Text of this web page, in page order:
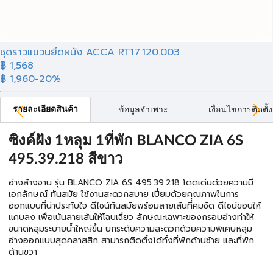
ชุดราวแขวนยึดผนัง ACCA RT17.120.003
฿ 1,568
฿ 1,960-20%
รายละเอียดสินค้า ข้อมูลจำเพาะ เงื่อนไขการติดตั้ง
ซิงค์ฝัง 1หลุม 1ที่พัก BLANCO ZIA 6S
495.39.218 สีขาว
อ่างล้างจาน รุ่น BLANCO ZIA 6S 495.39.218 โดดเด่นด้วยความมี
เอกลักษณ์ ทันสมัย ใช้งานสะดวกสบาย เปี่ยมด้วยคุณภาพในการ
ออกแบบที่น่าประทับใจ ดีไซน์ทันสมัยพร้อมลายเส้นที่คมชัด ดีไซน์ขอบให้
แคบลง เพื่อเน้นลายเส้นให้โฉบเฉี่ยว ลักษณะเฉพาะของกรอบอ่างท่าให้
ขนาดหลุมระบายน้ำใหญ่ขึ้น ยกระดับความสะดวกด้วยความพิเศษหลุม
อ่างออกแบบสุดคลาสสิก สามารถติดตั้งได้ทั้งที่พักด้านซ้าย และที่พัก
ด้านขวา